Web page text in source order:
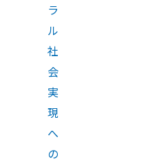
ラ
ル
社
会
実
現
へ
の